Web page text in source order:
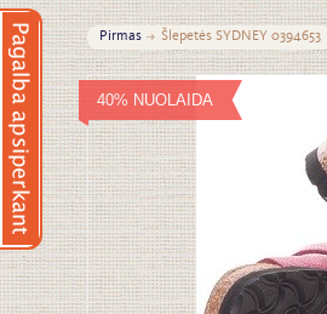
Pirmas Šlepetės SYDNEY 0394653
40% NUOLAIDA